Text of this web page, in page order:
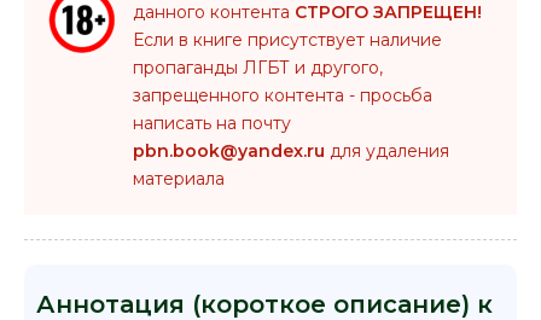
данного контента СТРОГО ЗАПРЕЩЕН!
Если в книге присутствует наличие
пропаганды ЛГБТ и другого,
запрещенного контента - просьба
написать на почту
pbn.book@yandex.ru для удаления
материала
Аннотация (короткое описание) к